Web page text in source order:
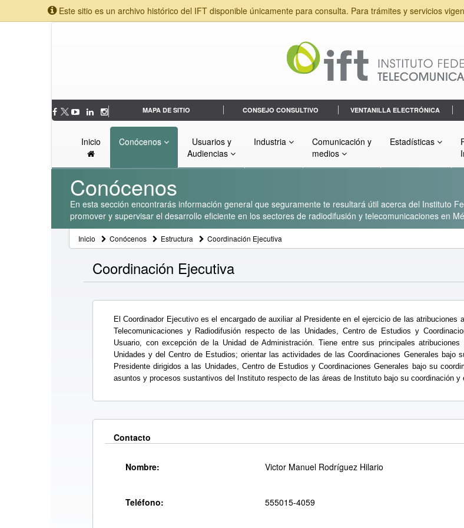
Este sitio es un archivo histórico del IFT disponible únicamente para consulta. Para trámites y servicios
MAPA DE SITIO CONSEJO CONSULTIVO VENTANILLA ELECTRÓNICA
Inicio Conócenos
Usuarios y
Audiencias
Industria
Comunicación y
medios
Estadísticas
Conócenos
En esta sección encontrarás información general que seguramente te resultará útil acerca del Instituto
promover y supervisar el desarrollo eficiente en los sectores de radiodifusión y telecomunicaciones en
Inicio Conócenos Estructura Coordinación Ejecutiva
Coordinación Ejecutiva
El Coordinador Ejecutivo es el encargado de auxiliar al Presidente en el ejercicio de las
Telecomunicaciones y Radiodifusión respecto de las Unidades, Centro de Estudios y
Usuario, con excepción de la Unidad de Administración. Tiene entre sus principales
Unidades y del Centro de Estudios; orientar las actividades de las Coordinaciones Generales bajo
Presidente dirigidos a las Unidades, Centro de Estudios y Coordinaciones Generales bajo su
asuntos y procesos sustantivos del Instituto respecto de las áreas de Instituto bajo su coordinación
Contacto
Nombre: Victor Manuel Rodríguez Hilario
Teléfono: 555015-4059